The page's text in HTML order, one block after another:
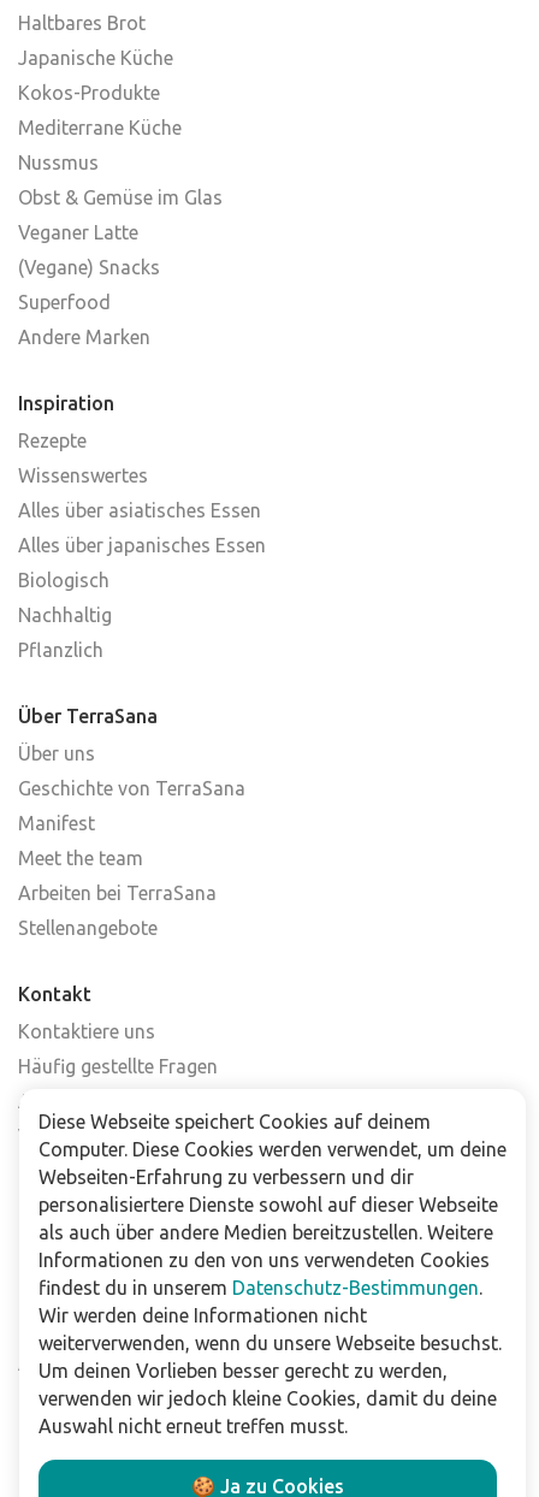
Haltbares Brot
Japanische Küche
Kokos-Produkte
Mediterrane Küche
Nussmus
Obst & Gemüse im Glas
Veganer Latte
(Vegane) Snacks
Superfood
Andere Marken
Inspiration
Rezepte
Wissenswertes
Alles über asiatisches Essen
Alles über japanisches Essen
Biologisch
Nachhaltig
Pflanzlich
Über TerraSana
Über uns
Geschichte von TerraSana
Manifest
Meet the team
Arbeiten bei TerraSana
Stellenangebote
Kontakt
Kontaktiere uns
Häufig gestellte Fragen
Abonniere unseren Newsletter
Verkaufsstellen
Für Unternehmen
Downloads
Impressum
Datenschutzbestimmungen
Allgemeine Verkaufs- und Lieferbedingungen
Haftungsausschluss
Folge uns
Diese Webseite speichert Cookies auf deinem
Computer. Diese Cookies werden verwendet, um deine
Webseiten-Erfahrung zu verbessern und dir
personalisiertere Dienste sowohl auf dieser Webseite
als auch über andere Medien bereitzustellen. Weitere
Informationen zu den von uns verwendeten Cookies
findest du in unserem Datenschutz-Bestimmungen.
Wir werden deine Informationen nicht
weiterverwenden, wenn du unsere Webseite besuchst.
Um deinen Vorlieben besser gerecht zu werden,
verwenden wir jedoch kleine Cookies, damit du deine
Auswahl nicht erneut treffen musst.
🍪 Ja zu Cookies